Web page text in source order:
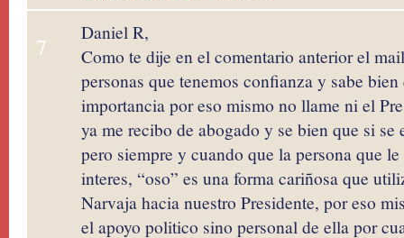
7
Daniel R,
Como te dije en el comentario anterior el
personas que tenemos confianza y sabe
importancia por eso mismo no llame ni el
ya me recibo de abogado y se bien que si se
pero siempre y cuando que la persona que
interes, “oso” es una forma cariñosa que
Narvaja hacia nuestro Presidente, por eso
el apoyo politico sino personal de ella por